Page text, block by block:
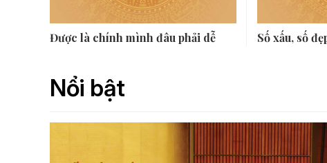
Được là chính mình đâu phải dễ Số xấu, số
Nổi bật